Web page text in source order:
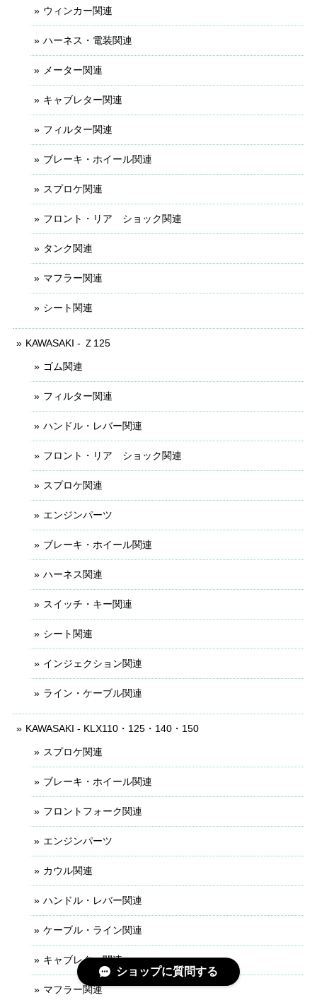
ウィンカー関連
ハーネス・電装関連
メーター関連
キャブレター関連
フィルター関連
ブレーキ・ホイール関連
スプロケ関連
フロント・リア ショック関連
タンク関連
マフラー関連
シート関連
KAWASAKI - Ｚ125
ゴム関連
フィルター関連
ハンドル・レバー関連
フロント・リア ショック関連
スプロケ関連
エンジンパーツ
ブレーキ・ホイール関連
ハーネス関連
スイッチ・キー関連
シート関連
インジェクション関連
ライン・ケーブル関連
KAWASAKI - KLX110・125・140・150
スプロケ関連
ブレーキ・ホイール関連
フロントフォーク関連
エンジンパーツ
カウル関連
ハンドル・レバー関連
ケーブル・ライン関連
キャブレター関連
マフラー関連
ショップに質問する